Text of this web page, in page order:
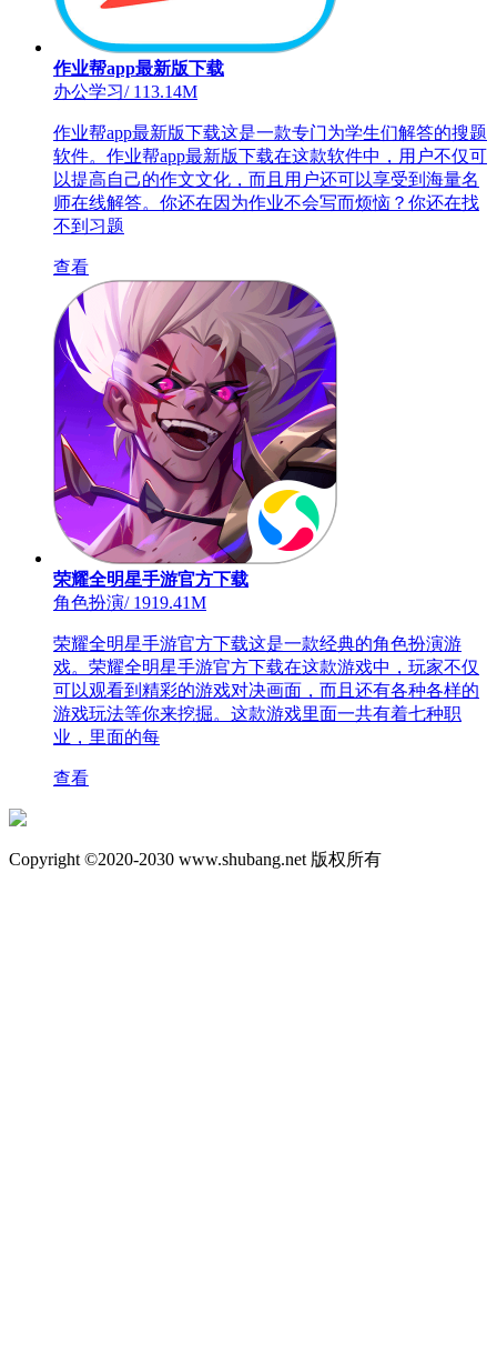
作业帮app最新版下载
办公学习/113.14M
作业帮app最新版下载这是一款专门为学生们解答的搜题
软件。作业帮app最新版下载在这款软件中，用户不仅可
以提高自己的作文文化，而且用户还可以享受到海量名
师在线解答。你还在因为作业不会写而烦恼？你还在找
不到习题
查看
荣耀全明星手游官方下载
角色扮演/1919.41M
荣耀全明星手游官方下载这是一款经典的角色扮演游
戏。荣耀全明星手游官方下载在这款游戏中，玩家不仅
可以观看到精彩的游戏对决画面，而且还有各种各样的
游戏玩法等你来挖掘。这款游戏里面一共有着七种职
业，里面的每
查看
Copyright ©2020-2030 www.shubang.net 版权所有